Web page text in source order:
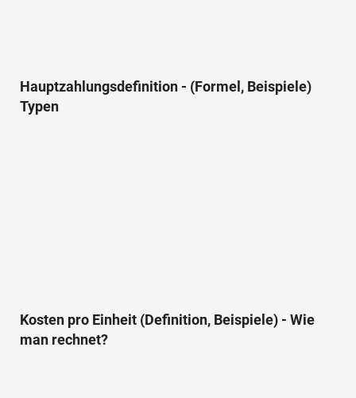
Hauptzahlungsdefinition - (Formel, Beispiele)
Typen
Kosten pro Einheit (Definition, Beispiele) - Wie
man rechnet?